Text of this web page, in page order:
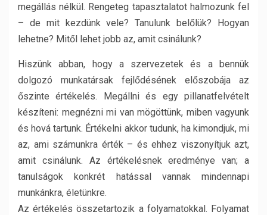
megállás nélkül. Rengeteg tapasztalatot halmozunk fel
– de mit kezdünk vele? Tanulunk belőlük? Hogyan
lehetne? Mitől lehet jobb az, amit csinálunk?
Hiszünk abban, hogy a szervezetek és a bennük
dolgozó munkatársak fejlődésének előszobája az
őszinte értékelés. Megállni és egy pillanatfelvételt
készíteni: megnézni mi van mögöttünk, miben vagyunk
és hová tartunk. Értékelni akkor tudunk, ha kimondjuk, mi
az, ami számunkra érték – és ehhez viszonyítjuk azt,
amit csinálunk. Az értékelésnek eredménye van; a
tanulságok konkrét hatással vannak mindennapi
munkánkra, életünkre.
Az értékelés összetartozik a folyamatokkal. Folyamat